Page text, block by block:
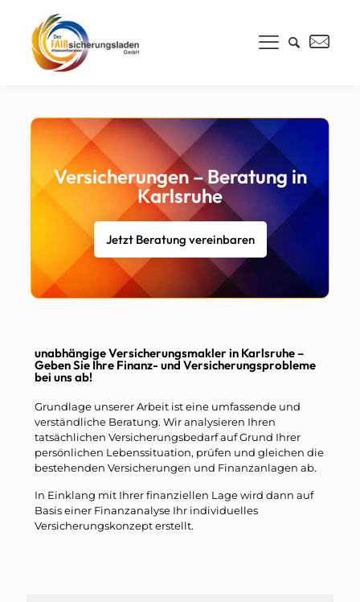
Versicherungen – Beratung in
Karlsruhe
Jetzt Beratung vereinbaren
unabhängige Versicherungsmakler in Karlsruhe –
Geben Sie Ihre Finanz- und Versicherungsprobleme
bei uns ab!
Grundlage unserer Arbeit ist eine umfassende und
verständliche Beratung. Wir analysieren Ihren
tatsächlichen Versicherungsbedarf auf Grund Ihrer
persönlichen Lebenssituation, prüfen und gleichen die
bestehenden Versicherungen und Finanzanlagen ab.
In Einklang mit Ihrer finanziellen Lage wird dann auf
Basis einer Finanzanalyse Ihr individuelles
Versicherungskonzept erstellt.